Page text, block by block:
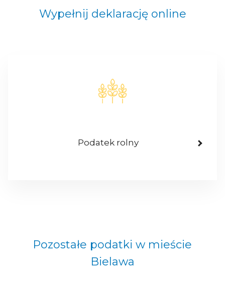
Wypełnij deklarację online
Podatek rolny
Pozostałe podatki w mieście
Bielawa